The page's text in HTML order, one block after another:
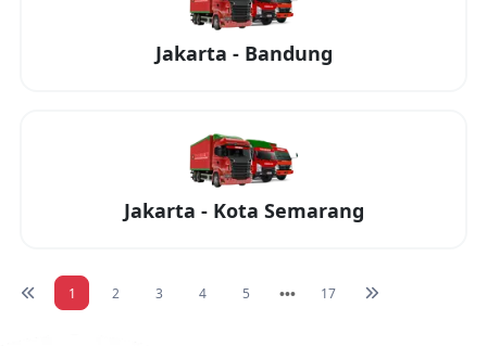
Jakarta - Bandung
Jakarta - Kota Semarang
1 2 3 4 5 17